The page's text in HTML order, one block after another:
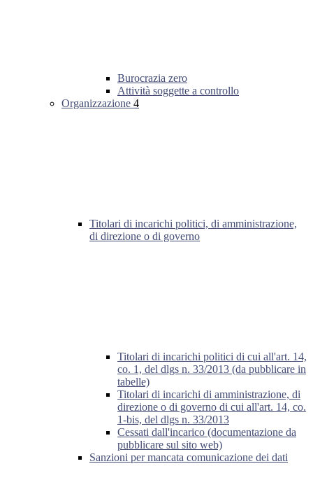
Burocrazia zero
Attività soggette a controllo
Organizzazione 4
Titolari di incarichi politici, di amministrazione,
di direzione o di governo
Titolari di incarichi politici di cui all'art. 14,
co. 1, del dlgs n. 33/2013 (da pubblicare in
tabelle)
Titolari di incarichi di amministrazione, di
direzione o di governo di cui all'art. 14, co.
1-bis, del dlgs n. 33/2013
Cessati dall'incarico (documentazione da
pubblicare sul sito web)
Sanzioni per mancata comunicazione dei dati